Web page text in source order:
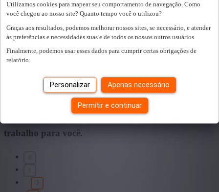
Utilizamos cookies para mapear seu comportamento de navegação. Como
você chegou ao nosso site? Quanto tempo você o utilizou?
Graças aos resultados, podemos melhorar nossos sites, se necessário, e atender
às preferências e necessidades suas e de todos os nossos outros usuários.
Finalmente, podemos usar esses dados para cumprir certas obrigações de
relatório.
Personalizar Apenas necessário
Permitir e continuar
Sector
+ Mostrar mais
- Mostrar menos
Educação
+ Mostrar mais
+ Mostrar mais - Mostrar menos
vagas para si. encontramos um
trabalho para você.